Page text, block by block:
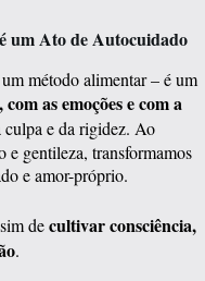
um Ato de Autocuidado
método alimentar – é um
as emoções e com a
culpa e da rigidez. Ao
e gentileza, transformamos
e amor-próprio.
decultivar consciência,
.